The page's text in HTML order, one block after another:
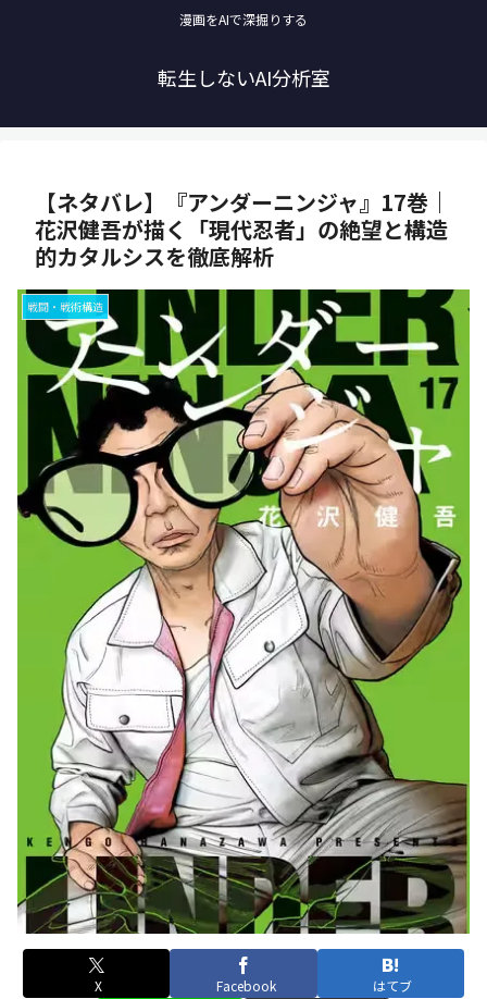
漫画をAIで深掘りする
転生しないAI分析室
【ネタバレ】『アンダーニンジャ』17巻｜
花沢健吾が描く「現代忍者」の絶望と構造
的カタルシスを徹底解析
戦闘・戦術構造
X Facebook はてブ